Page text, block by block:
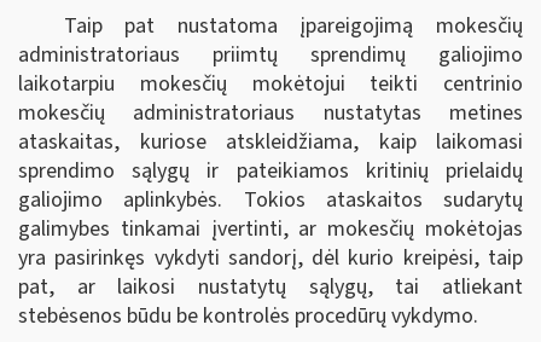
Taip pat nustatoma įpareigojimą mokesčių
administratoriaus priimtų sprendimų galiojimo
laikotarpiu mokesčių mokėtojui teikti centrinio
mokesčių administratoriaus nustatytas metines
ataskaitas, kuriose atskleidžiama, kaip laikomasi
sprendimo sąlygų ir pateikiamos kritinių prielaidų
galiojimo aplinkybės. Tokios ataskaitos sudarytų
galimybes tinkamai įvertinti, ar mokesčių mokėtojas
yra pasirinkęs vykdyti sandorį, dėl kurio kreipėsi, taip
pat, ar laikosi nustatytų sąlygų, tai atliekant
stebėsenos būdu be kontrolės procedūrų vykdymo.